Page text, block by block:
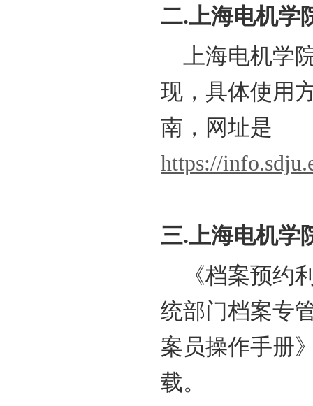
二.上海电机学
上海电机学
现，具体使用
南，网址是
https://
三.上海电机学
《档案预约
统部门档案专
案员操作手册
载。